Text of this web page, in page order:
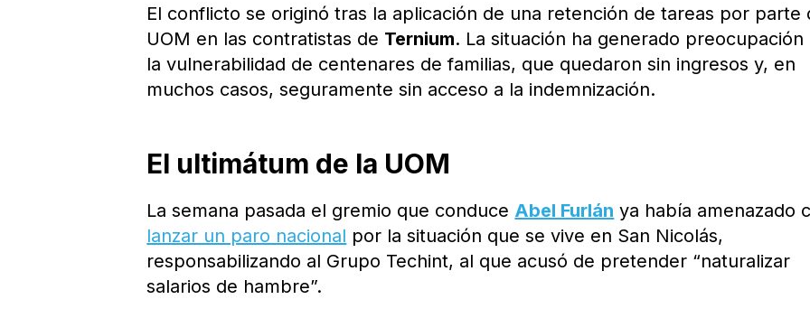
El conflicto se originó tras la aplicación de una retención de tareas por parte
UOM en las contratistas de Ternium. La situación ha generado
la vulnerabilidad de centenares de familias, que quedaron sin ingresos y, en
muchos casos, seguramente sin acceso a la indemnización.
El ultimátum de la UOM
La semana pasada el gremio que conduce Abel Furlán ya había amenazado
lanzar un paro nacional por la situación que se vive en San Nicolás,
responsabilizando al Grupo Techint, al que acusó de pretender “naturalizar
salarios de hambre”.